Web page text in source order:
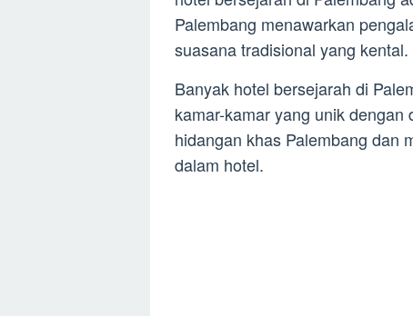
Palembang menawarkan
suasana tradisional yang kental.
Banyak hotel bersejarah di
kamar-kamar yang unik
hidangan khas Palembang dan
dalam hotel.